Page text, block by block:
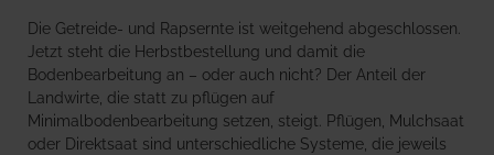
Die Getreide- und Rapsernte ist weitgehend abgeschlossen.
Jetzt steht die Herbstbestellung und damit die
Bodenbearbeitung an – oder auch nicht? Der Anteil der
Landwirte, die statt zu pflügen auf
Minimalbodenbearbeitung setzen, steigt. Pflügen, Mulchsaat
oder Direktsaat sind unterschiedliche Systeme, die jeweils